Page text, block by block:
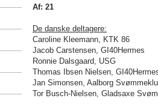
Af: 21
De danske deltagere:
Caroline Kleemann, KTK 86
Jacob Carstensen, GI40Hermes
Ronnie Dalsgaard, USG
Thomas Ibsen Nielsen,
Jan Simonsen, Aalborg
Tor Busch-Nielsen, Gladsaxe